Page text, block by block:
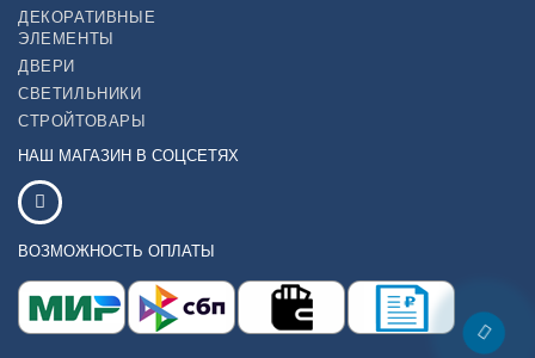
ДЕКОРАТИВНЫЕ
ЭЛЕМЕНТЫ
ДВЕРИ
СВЕТИЛЬНИКИ
СТРОЙТОВАРЫ
НАШ МАГАЗИН В СОЦСЕТЯХ
ВОЗМОЖНОСТЬ ОПЛАТЫ